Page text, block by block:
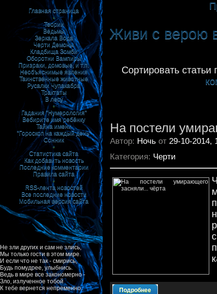
Главная страница
•
Теории
Ведьмы
Зеркала Вода
Черти Демоны
Кладбища Зомби
Оборотни Вампиры
Призраки, домовые, и т.п.
Необъяснимые явления
Таинственные животные
Русалки Чупакабра
Трактаты
В лесу
•
Гадания "Нумерология"
Вебирите имя ребёнку
Тайна имени
"Гороскоп на каждый день"
Сонник
•
Статистика сайта
Как добавить новость
Последние комментарии
Правила сайта
•
RSS-лента новостей
Все последние новости
Мобильная версия сайта
Не зли других и сам не злись,
Мы только гости в этом мире.
И если что не так - смирись,
Будь помудрее, улыбнись.
Ведь в мире все закономерно -
Зло, излученное тобой
К тебе вернется непременно.
Живи с верою
Сортировать статьи
На постели
Автор: Ночь от 29-10-2014,
Категория: Черти
Подробнее